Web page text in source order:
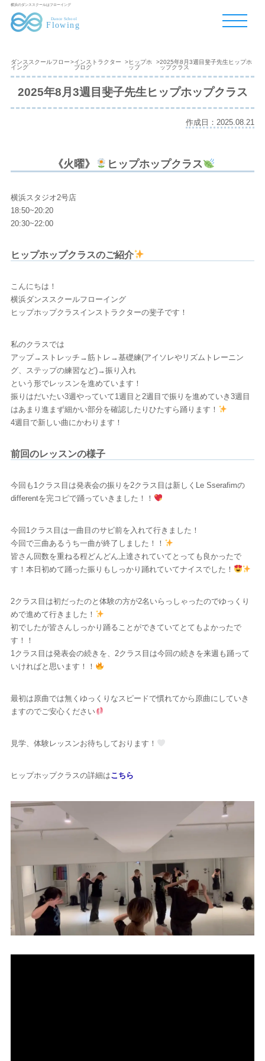
横浜のダンススクールはフローイング
ダンススクールフロー
イング
>インストラクター
ブログ
>ヒップホ
ップ
>2025年8月3週目斐子先生ヒップホ
ップクラス
2025年8月3週目斐子先生ヒップホップクラス
作成日：2025.08.21
《火曜》 ヒップホップクラス
横浜スタジオ2号店
18:50~20:20
20:30~22:00
ヒップホップクラスのご紹介
こんにちは！
横浜ダンススクールフローイング
ヒップホップクラスインストラクターの斐子です！
私のクラスでは
アップ→ストレッチ→筋トレ→基礎練(アイソレやリズムトレーニン
グ、ステップの練習など)→振り入れ
という形でレッスンを進めています！
振りはだいたい3週やっていて1週目と2週目で振りを進めていき3週目
はあまり進まず細かい部分を確認したりひたすら踊ります！
4週目で新しい曲にかわります！
前回のレッスンの様子
今回も1クラス目は発表会の振りを2クラス目は新しくLe Sserafimの
differentを完コピで踊っていきました！！
今回1クラス目は一曲目のサビ前を入れて行きました！
今回で三曲あるうち一曲が終了しました！！
皆さん回数を重ねる程どんどん上達されていてとっても良かったで
す！本日初めて踊った振りもしっかり踊れていてナイスでした！
2クラス目は初だったのと体験の方が2名いらっしゃったのでゆっくり
めで進めて行きました！
初でしたが皆さんしっかり踊ることができていてとてもよかったで
す！！
1クラス目は発表会の続きを、2クラス目は今回の続きを来週も踊って
いければと思います！！
最初は原曲では無くゆっくりなスピードで慣れてから原曲にしていき
ますのでご安心ください
見学、体験レッスンお待ちしております！
ヒップホップクラスの詳細はこちら